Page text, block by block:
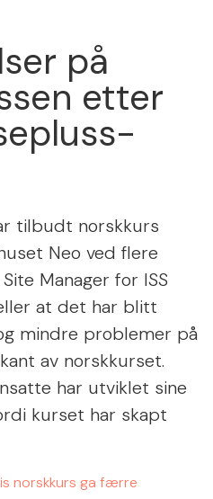
på
etter
tilbudt norskkurs
Neo ved flere
Manager for ISS
at det har blitt
mindre problemer på
av norskkurset.
har utviklet sine
kurset har skapt
norskkurs ga færre